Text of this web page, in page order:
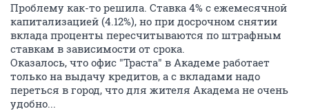
Проблему как-то решила. Ставка 4% с ежемесячной
капитализацией (4.12%), но при досрочном снятии
вклада проценты пересчитываются по штрафным
ставкам в зависимости от срока.
Оказалось, что офис "Траста" в Академе работает
только на выдачу кредитов, а с вкладами надо
переться в город, что для жителя Академа не очень
удобно...